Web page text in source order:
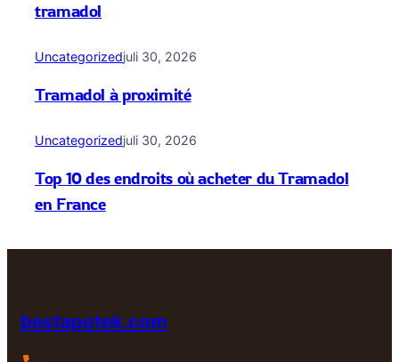
tramadol
Uncategorizedjuli 30, 2026
Tramadol à proximité
Uncategorizedjuli 30, 2026
Top 10 des endroits où acheter du Tramadol
en France
bestapotek.com